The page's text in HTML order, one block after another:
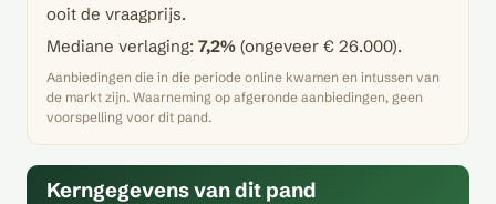
ooit de vraagprijs.
Mediane verlaging: 7,2% (ongeveer € 26.000).
Aanbiedingen die in die periode online kwamen en intussen van
de markt zijn. Waarneming op afgeronde aanbiedingen, geen
voorspelling voor dit pand.
Kerngegevens van dit pand